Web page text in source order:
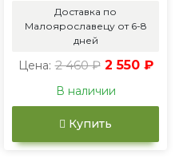
Доставка по
Малоярославецу от 6-8
дней
Цена: 2 460 ₽ 2 550 ₽
В наличии
Купить